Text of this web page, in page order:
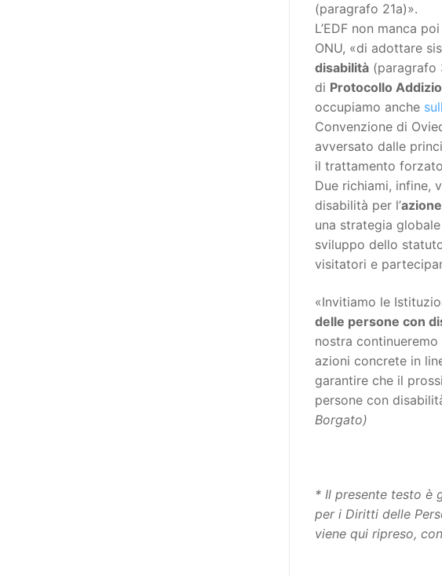
(paragrafo 21a)».
L’EDF non manca
ONU, «di adottare
disabilità (paragrafo
di Protocollo
occupiamo anche
Convenzione di
avversato dalle
il trattamento
Due richiami, infine,
disabilità per l’
una strategia
sviluppo dello
visitatori e
«Invitiamo le
delle persone con
nostra
azioni concrete in
garantire che il
persone con
Borgato)
* Il presente testo è
per i Diritti delle
viene qui ripreso,